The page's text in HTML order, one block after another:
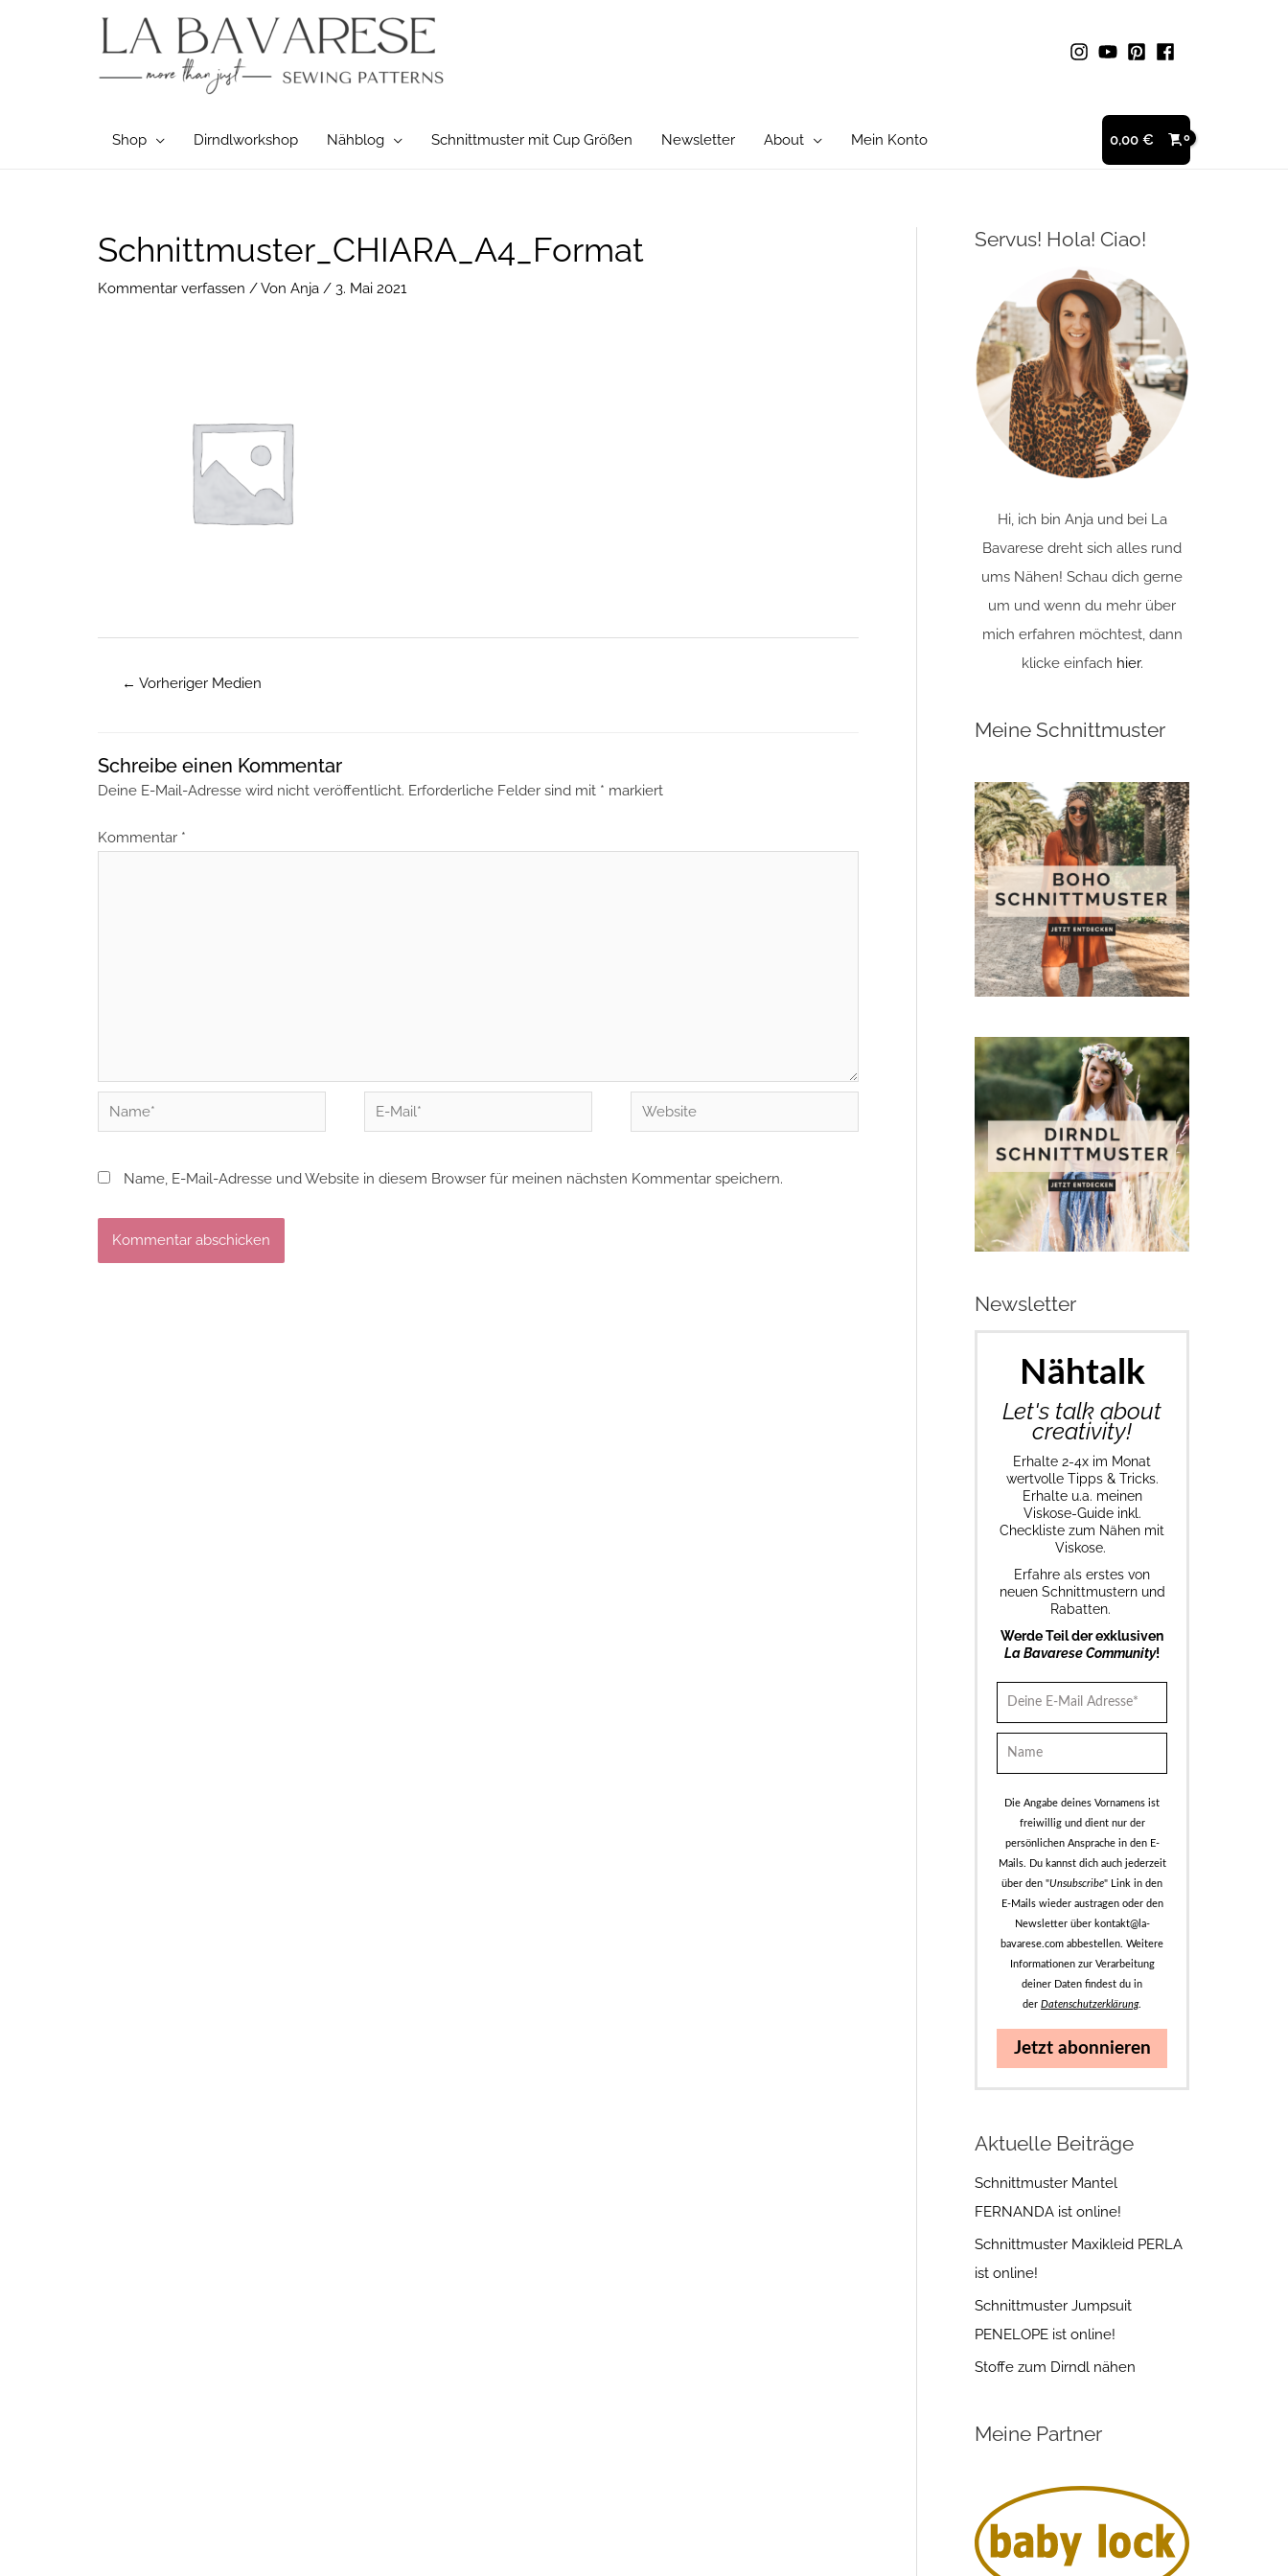
Shop Dirndlworkshop Nähblog Schnittmuster mit Cup Größen Newsletter About Mein Konto 0,00 €
Schnittmuster_CHIARA_A4_Format
Kommentar verfassen / Von Anja / 3. Mai 2021
Post
navigation
← Vorheriger Medien
Schreibe einen Kommentar
Deine E-Mail-Adresse wird nicht veröffentlicht. Erforderliche Felder sind mit * markiert
Kommentar *
Name*
E-
Mail*
Website
Name, E-Mail-Adresse und Website in diesem Browser für meinen nächsten Kommentar speichern.
Servus! Hola! Ciao!
Hi, ich bin Anja und bei La
Bavarese dreht sich alles rund
ums Nähen! Schau dich gerne
um und wenn du mehr über
mich erfahren möchtest, dann
klicke einfach hier.
Meine Schnittmuster
Newsletter
Nähtalk
Let's talk about
creativity!
Erhalte 2-4x im Monat
wertvolle Tipps & Tricks.
Erhalte u.a. meinen
Viskose-Guide inkl.
Checkliste zum Nähen mit
Viskose.
Erfahre als erstes von
neuen Schnittmustern und
Rabatten.
Werde Teil der exklusiven
La Bavarese Community!
Die Angabe deines Vornamens ist
freiwillig und dient nur der
persönlichen Ansprache in den E-
Mails. Du kannst dich auch jederzeit
über den "Unsubscribe" Link in den
E-Mails wieder austragen oder den
Newsletter über kontakt@la-
bavarese.com abbestellen. Weitere
Informationen zur Verarbeitung
deiner Daten findest du in
der Datenschutzerklärung.
Jetzt abonnieren
Aktuelle Beiträge
Schnittmuster Mantel
FERNANDA ist online!
Schnittmuster Maxikleid PERLA
ist online!
Schnittmuster Jumpsuit
PENELOPE ist online!
Stoffe zum Dirndl nähen
Meine Partner